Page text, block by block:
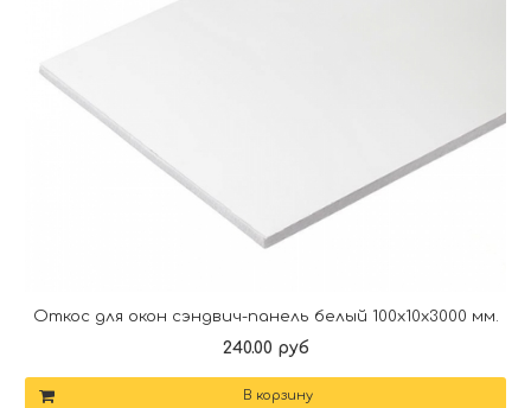
Откос для окон сэндвич-панель белый 100х10х3000 мм.
240.00 руб
В корзину